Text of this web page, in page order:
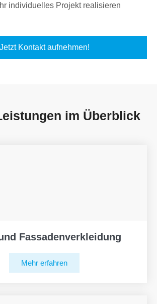
individuelles Projekt realisieren
Jetzt Kontakt aufnehmen!
im Überblick
Fassadenverkleidung
Mehr erfahren